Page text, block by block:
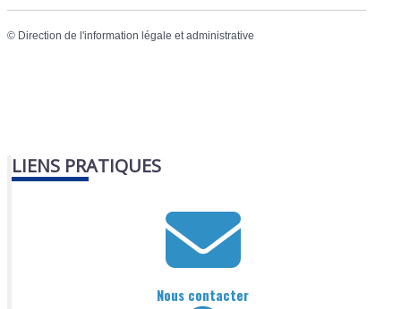
© Direction de l'information légale et administrative
LIENS PRATIQUES
Nous contacter